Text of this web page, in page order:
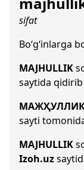
sifat
Bo‘g‘inlarga
MAJHULLIK
saytida qidirib
sayti
MAJHULLIK
Izoh.uz